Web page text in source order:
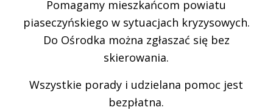
Pomagamy mieszkańcom powiatu
piaseczyńskiego w sytuacjach kryzysowych.
Do Ośrodka można zgłaszać się bez
skierowania.
Wszystkie porady i udzielana pomoc jest
bezpłatna.